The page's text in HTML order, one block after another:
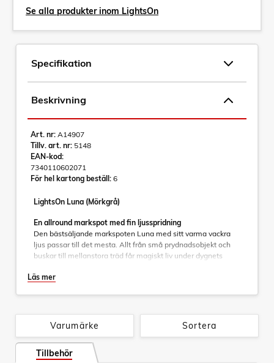
Se alla produkter inom LightsOn
Specifikation
Beskrivning
Art. nr: A14907
Tillv. art. nr: 5148
EAN-kod:
7340110602071
För hel kartong beställ: 6
LightsOn Luna (Mörkgrå)
En allround markspot med fin ljusspridning
Den bästsäljande markspoten Luna med sitt varma vackra
ljus passar till det mesta. Allt från små prydnadsobjekt och
buskar till mellanstora träd får magiskt liv under dygnets
och skapar en harmonisk ljusmiljö. Ett integrerat honeycomb-
filter reducerar effektivt bländning och ger ett behagligare
ljus. Filtret levereras förmonterat men kan enkelt tas bort om
så önskas. För ytterligare anpassning av ljusspridning finns
Läs mer
Sortera
Varumärke
Tillbehör